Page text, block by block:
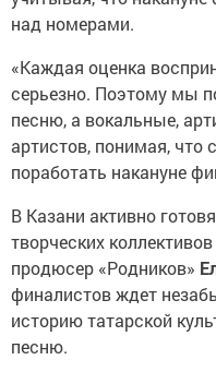
над номерами.
«Каждая оценка
серьезно. Поэтому мы
песню, а вокальные,
артистов, понимая,
поработать накануне
В Казани активно
творческих
продюсер «Родников»
финалистов ждет
историю татарской
песню.